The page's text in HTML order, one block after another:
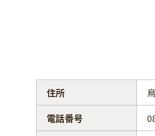
住所
電話番号